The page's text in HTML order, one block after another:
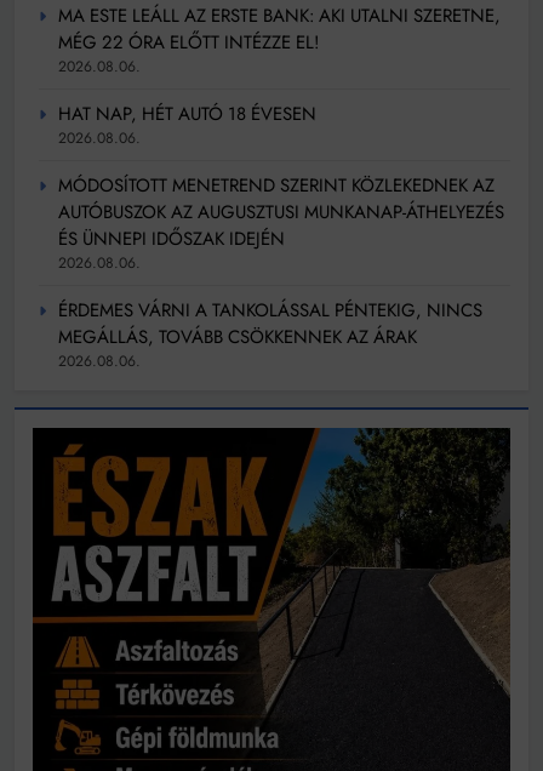
MA ESTE LEÁLL AZ ERSTE BANK: AKI UTALNI SZERETNE,
MÉG 22 ÓRA ELŐTT INTÉZZE EL!
2026.08.06.
HAT NAP, HÉT AUTÓ 18 ÉVESEN
2026.08.06.
MÓDOSÍTOTT MENETREND SZERINT KÖZLEKEDNEK AZ
AUTÓBUSZOK AZ AUGUSZTUSI MUNKANAP-ÁTHELYEZÉS
ÉS ÜNNEPI IDŐSZAK IDEJÉN
2026.08.06.
ÉRDEMES VÁRNI A TANKOLÁSSAL PÉNTEKIG, NINCS
MEGÁLLÁS, TOVÁBB CSÖKKENNEK AZ ÁRAK
2026.08.06.